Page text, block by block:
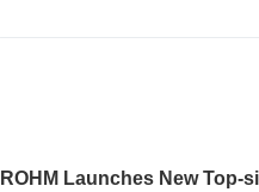
ROHM Launches New Top-